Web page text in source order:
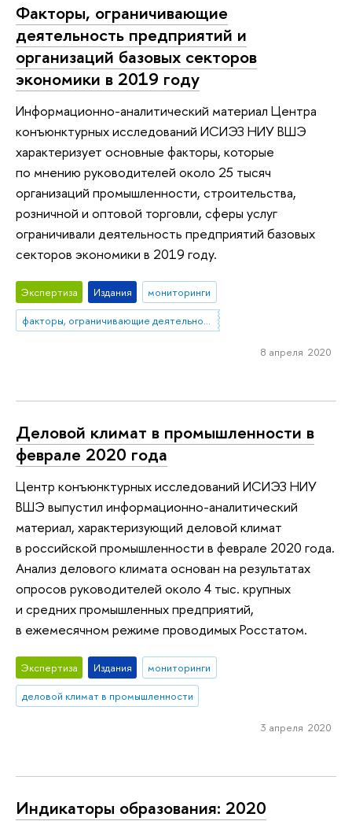
Факторы, ограничивающие
деятельность предприятий и
организаций базовых секторов
экономики в 2019 году
Информационно-аналитический материал Центра
конъюнктурных исследований ИСИЭЗ НИУ ВШЭ
характеризует основные факторы, которые
по мнению руководителей около 25 тысяч
организаций промышленности, строительства,
розничной и оптовой торговли, сферы услуг
ограничивали деятельность предприятий базовых
секторов экономики в 2019 году.
Экспертиза Издания
мониторинги
факторы, ограничивающие деятельность организаций базовых секторов экономики
8 апреля 2020
Деловой климат в промышленности в
феврале 2020 года
Центр конъюнктурных исследований ИСИЭЗ НИУ
ВШЭ выпустил информационно-аналитический
материал, характеризующий деловой климат
в российской промышленности в феврале 2020 года.
Анализ делового климата основан на результатах
опросов руководителей около 4 тыс. крупных
и средних промышленных предприятий,
в ежемесячном режиме проводимых Росстатом.
Экспертиза Издания
мониторинги
деловой климат в промышленности
3 апреля 2020
Индикаторы образования: 2020